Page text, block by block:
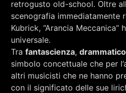
retrogusto old-school. Oltre
scenografia immediatamente
Kubrick, “Arancia Meccanica”
universale.
Trafantascienza,drammatico
simbolo concettuale che per
altri musicisti che ne hanno
con il significato delle sue